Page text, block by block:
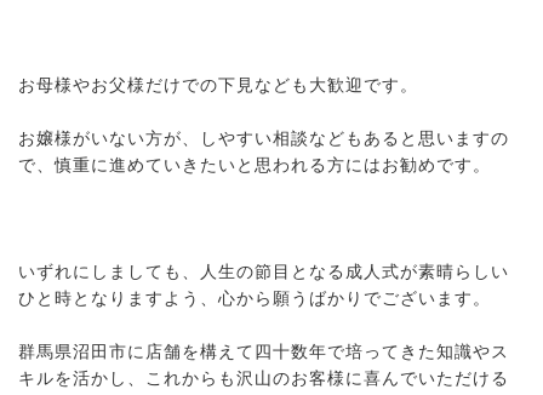
お母様やお父様だけでの下見なども大歓迎です。
お嬢様がいない方が、しやすい相談などもあると思いますの
で、慎重に進めていきたいと思われる方にはお勧めです。
いずれにしましても、人生の節目となる成人式が素晴らしい
ひと時となりますよう、心から願うばかりでございます。
群馬県沼田市に店舗を構えて四十数年で培ってきた知識やス
キルを活かし、これからも沢山のお客様に喜んでいただける